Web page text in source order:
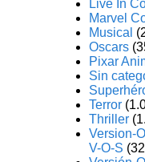
Live In
Marvel
Musical
Oscars
Pixar
Sin
Terror
Thriller
Version-
V-O-S